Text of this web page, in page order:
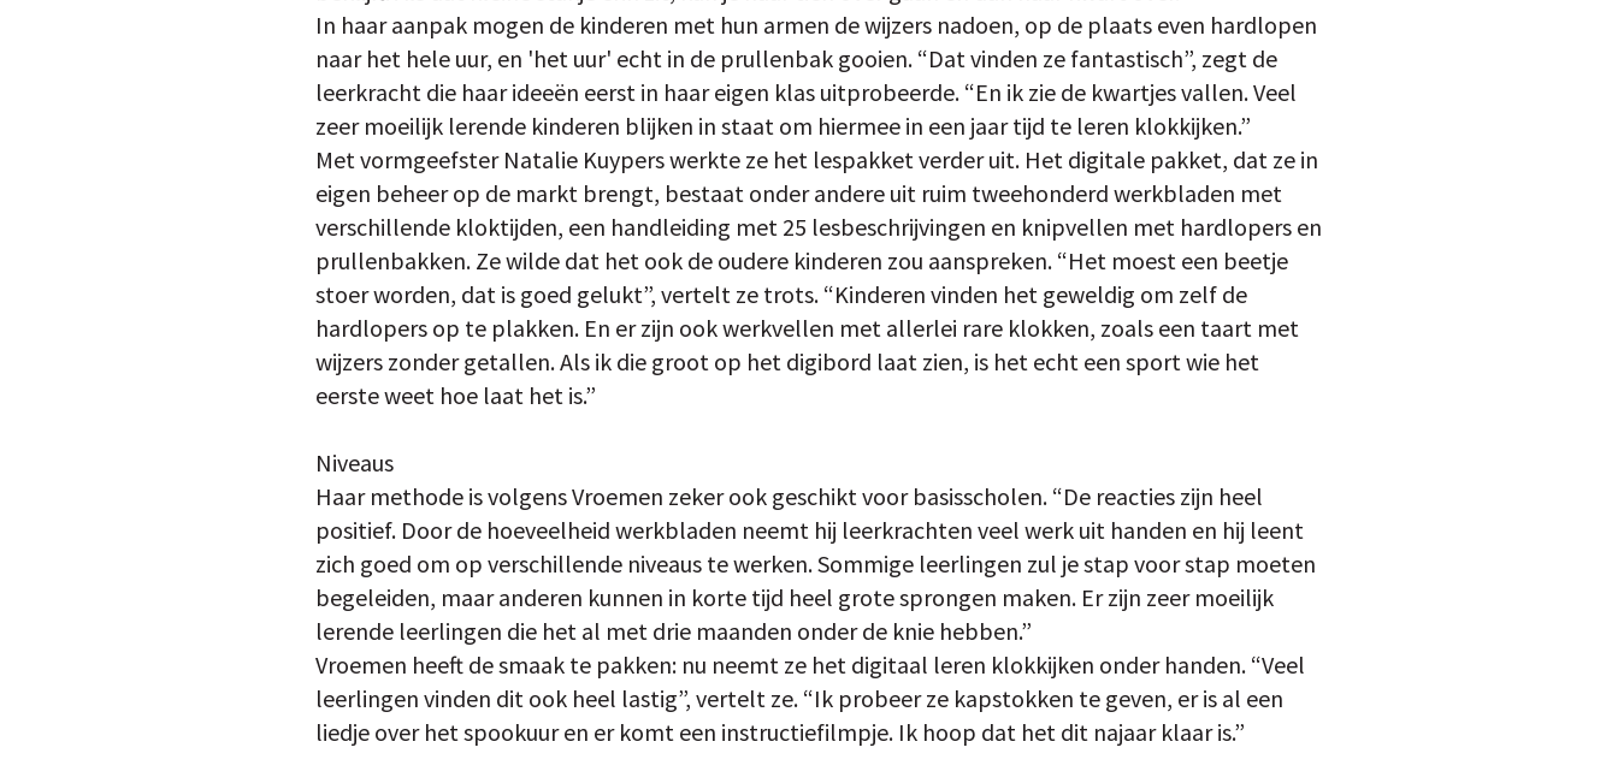
In haar aanpak mogen de kinderen met hun armen de wijzers nadoen, op de plaats even hardlopen
naar het hele uur, en 'het uur' echt in de prullenbak gooien. “Dat vinden ze fantastisch”, zegt de
leerkracht die haar ideeën eerst in haar eigen klas uitprobeerde. “En ik zie de kwartjes vallen. Veel
zeer moeilijk lerende kinderen blijken in staat om hiermee in een jaar tijd te leren klokkijken.”
Met vormgeefster Natalie Kuypers werkte ze het lespakket verder uit. Het digitale pakket, dat ze in
eigen beheer op de markt brengt, bestaat onder andere uit ruim tweehonderd werkbladen met
verschillende kloktijden, een handleiding met 25 lesbeschrijvingen en knipvellen met hardlopers en
prullenbakken. Ze wilde dat het ook de oudere kinderen zou aanspreken. “Het moest een beetje
stoer worden, dat is goed gelukt”, vertelt ze trots. “Kinderen vinden het geweldig om zelf de
hardlopers op te plakken. En er zijn ook werkvellen met allerlei rare klokken, zoals een taart met
wijzers zonder getallen. Als ik die groot op het digibord laat zien, is het echt een sport wie het
eerste weet hoe laat het is.”
Niveaus
Haar methode is volgens Vroemen zeker ook geschikt voor basisscholen. “De reacties zijn heel
positief. Door de hoeveelheid werkbladen neemt hij leerkrachten veel werk uit handen en hij leent
zich goed om op verschillende niveaus te werken. Sommige leerlingen zul je stap voor stap moeten
begeleiden, maar anderen kunnen in korte tijd heel grote sprongen maken. Er zijn zeer moeilijk
lerende leerlingen die het al met drie maanden onder de knie hebben.”
Vroemen heeft de smaak te pakken: nu neemt ze het digitaal leren klokkijken onder handen. “Veel
leerlingen vinden dit ook heel lastig”, vertelt ze. “Ik probeer ze kapstokken te geven, er is al een
liedje over het spookuur en er komt een instructiefilmpje. Ik hoop dat het dit najaar klaar is.”